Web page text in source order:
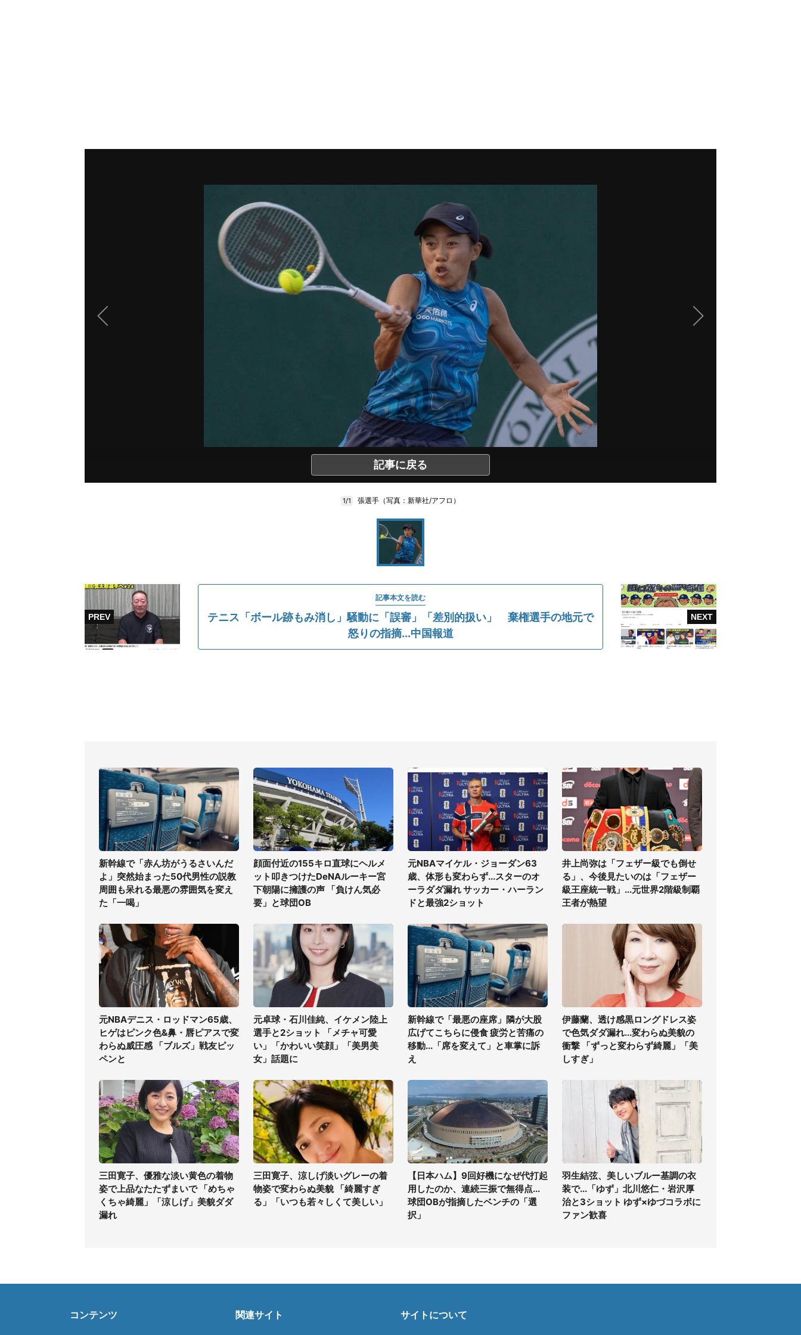
記事に戻る
1/1 張選手（写真：新華社/アフロ）
記事本文を読む
テニス「ボール跡もみ消し」騒動に「誤審」「差別的扱い」 棄権選手の地元で
怒りの指摘...中国報道
新幹線で「赤ん坊がうるさいんだ
よ」突然始まった50代男性の説教
周囲も呆れる最悪の雰囲気を変え
た「一喝」
顔面付近の155キロ直球にヘルメ
ット叩きつけたDeNAルーキー宮
下朝陽に擁護の声 「負けん気必
要」と球団OB
元NBAマイケル・ジョーダン63
歳、体形も変わらず...スターのオ
ーラダダ漏れ サッカー・ハーラン
ドと最強2ショット
井上尚弥は「フェザー級でも倒せ
る」、今後見たいのは「フェザー
級王座統一戦」...元世界2階級制覇
王者が熱望
元NBAデニス・ロッドマン65歳、
ヒゲはピンク色&鼻・唇ピアスで変
わらぬ威圧感 「ブルズ」戦友ピッ
ペンと
元卓球・石川佳純、イケメン陸上
選手と2ショット 「メチャ可愛
い」「かわいい笑顔」「美男美
女」話題に
新幹線で「最悪の座席」隣が大股
広げてこちらに侵食 疲労と苦痛の
移動...「席を変えて」と車掌に訴
え
伊藤蘭、透け感黒ロングドレス姿
で色気ダダ漏れ...変わらぬ美貌の
衝撃 「ずっと変わらず綺麗」「美
しすぎ」
三田寛子、優雅な淡い黄色の着物
姿で上品なたたずまいで 「めちゃ
くちゃ綺麗」「涼しげ」美貌ダダ
漏れ
三田寛子、涼しげ淡いグレーの着
物姿で変わらぬ美貌 「綺麗すぎ
る」「いつも若々しくて美しい」
【日本ハム】9回好機になぜ代打起
用したのか、連続三振で無得点...
球団OBが指摘したベンチの「選
択」
羽生結弦、美しいブルー基調の衣
装で...「ゆず」北川悠仁・岩沢厚
治と3ショット ゆず×ゆづコラボに
ファン歓喜
コンテンツ 関連サイト サイトについて